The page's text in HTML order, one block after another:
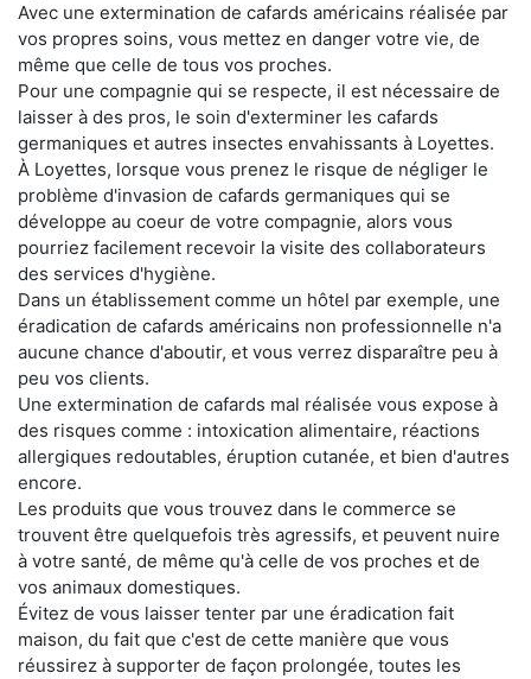
Avec une extermination de cafards américains réalisée par
vos propres soins, vous mettez en danger votre vie, de
même que celle de tous vos proches.
Pour une compagnie qui se respecte, il est nécessaire de
laisser à des pros, le soin d'exterminer les cafards
germaniques et autres insectes envahissants à Loyettes.
À Loyettes, lorsque vous prenez le risque de négliger le
problème d'invasion de cafards germaniques qui se
développe au coeur de votre compagnie, alors vous
pourriez facilement recevoir la visite des collaborateurs
des services d'hygiène.
Dans un établissement comme un hôtel par exemple, une
éradication de cafards américains non professionnelle n'a
aucune chance d'aboutir, et vous verrez disparaître peu à
peu vos clients.
Une extermination de cafards mal réalisée vous expose à
des risques comme : intoxication alimentaire, réactions
allergiques redoutables, éruption cutanée, et bien d'autres
encore.
Les produits que vous trouvez dans le commerce se
trouvent être quelquefois très agressifs, et peuvent nuire
à votre santé, de même qu'à celle de vos proches et de
vos animaux domestiques.
Évitez de vous laisser tenter par une éradication fait
maison, du fait que c'est de cette manière que vous
réussirez à supporter de façon prolongée, toutes les